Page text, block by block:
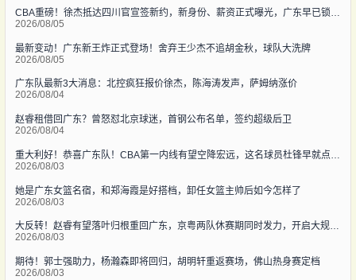
CBA重磅！徐杰抵达四川官宣签新约，新身份、薪资正式曝光，广东早已锁定5年顶薪
2026/08/05
最新变动！广东新王炸正式登场！舍弃王少杰不追胡金秋，球队大洗牌
2026/08/05
广东队最新3大消息：北控疯狂报价徐杰，陈海涛发声，萨姆纳涨价
2026/08/04
赵睿租借回广东？曾怒怼北京球迷，首钢公布名单，签约超级后卫
2026/08/04
重大利好！恭喜广东队！CBA第一内线有望空降宏远，这名球员杜锋早就点名想要
2026/08/03
她是广东女篮名宿，和郑海霞是好搭档，卸任女篮主帅后如今怎样了
2026/08/03
大反转！赵睿有望落叶归根重回广东，京粤两队休赛期同时发力，开启大规模阵容洗牌
2026/08/03
期待！郭士强助力，杨瀚森即将回归，胡明轩重返赛场，佛山热身赛定档
2026/08/03